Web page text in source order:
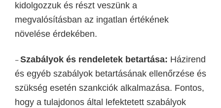
kidolgozzuk és részt veszünk a
megvalósításban az ingatlan értékének
növelése érdekében.
–Szabályok és rendeletek betartása: Házirend
és egyéb szabályok betartásának ellenőrzése és
szükség esetén szankciók alkalmazása. Fontos,
hogy a tulajdonos által lefektetett szabályok